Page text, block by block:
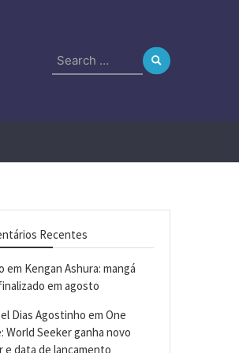
Search
for:
Recentes
em Kengan Ashura: mangá
em agosto
Dias Agostinho em One
World Seeker ganha novo
e data de lançamento